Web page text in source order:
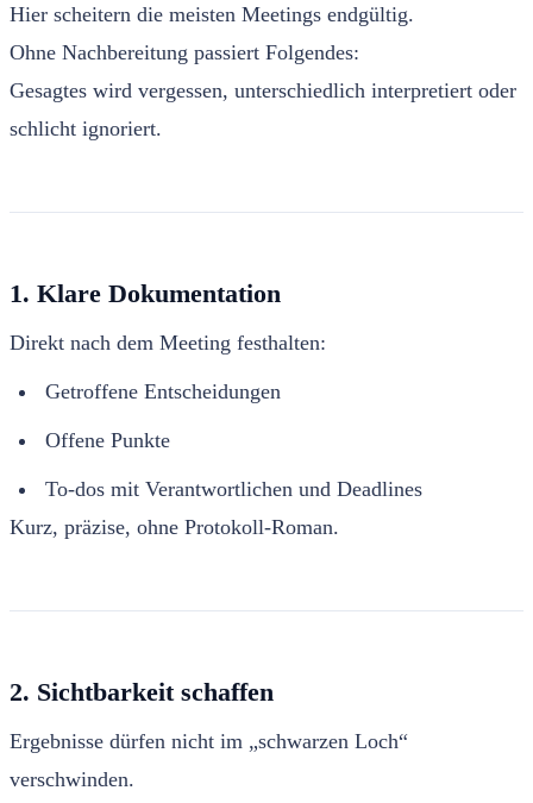
Hier scheitern die meisten Meetings endgültig.
Ohne Nachbereitung passiert Folgendes:
Gesagtes wird vergessen, unterschiedlich interpretiert oder
schlicht ignoriert.
1. Klare Dokumentation
Direkt nach dem Meeting festhalten:
Getroffene Entscheidungen
Offene Punkte
To-dos mit Verantwortlichen und Deadlines
Kurz, präzise, ohne Protokoll-Roman.
2. Sichtbarkeit schaffen
Ergebnisse dürfen nicht im „schwarzen Loch“
verschwinden.